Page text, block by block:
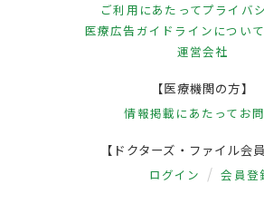
ご利用にあたってプライバ
医療広告ガイドラインについて
運営会社
【医療機関の方】
情報掲載にあたって お
【ドクターズ・ファイル会
ログイン 会員登